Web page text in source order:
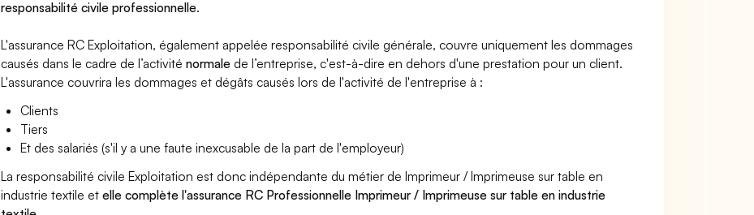
responsabilité civile professionnelle.
L'assurance RC Exploitation, également appelée responsabilité civile générale, couvre uniquement les dommages
causés dans le cadre de l’activiténormale de l’entreprise, c'est-à-dire en dehors d'une prestation pour un client.
L'assurance couvrira les dommages et dégâts causés lors de l'activité de l'entreprise à :
Clients
Tiers
Et des salariés (s'il y a une faute inexcusable de la part de l'employeur)
La responsabilité civile Exploitation est donc indépendante du métier de Imprimeur / Imprimeuse sur table en
industrie textile etelle complète l'assurance RC Professionnelle Imprimeur / Imprimeuse sur table en industrie